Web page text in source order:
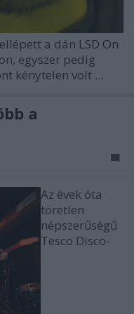
a dán LSD On
egyszer pedig
kénytelen volt ...
a
Az évek óta
töretlen
népszerűségű
Tesco Disco-